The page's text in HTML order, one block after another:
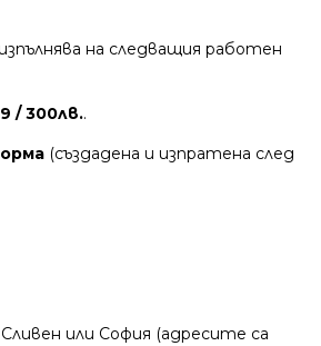
на следващия работен
/ 300лв..
(създадена и изпратена след
или София (адресите са